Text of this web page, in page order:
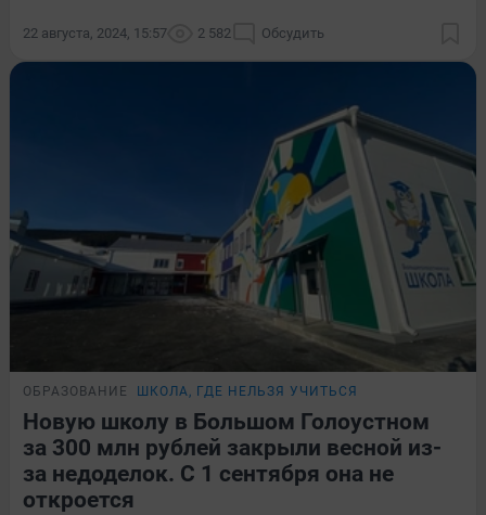
22 августа, 2024, 15:57 2 582 Обсудить
ОБРАЗОВАНИЕ ШКОЛА, ГДЕ НЕЛЬЗЯ УЧИТЬСЯ
Новую школу в Большом Голоустном
за 300 млн рублей закрыли весной из-
за недоделок. С 1 сентября она не
откроется